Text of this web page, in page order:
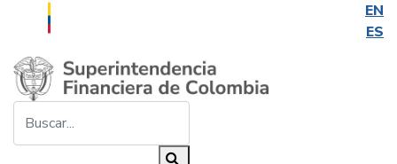
EN
ES
Saltar al contenido principal